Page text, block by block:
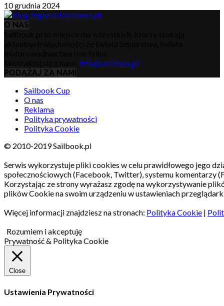
10 grudnia 2024
O NAS
info@sailbook.pl
PODĄŻAJ ZA NAMI
Sailbook Cup
O nas
Reklama
Polityka prywatności
Polityka Cookie
© 2010-2019 Sailbook.pl
Serwis wykorzystuje pliki cookies w celu prawidłowego jego
społecznościowych (Facebook, Twitter), systemu komentarzy
Korzystając ze strony wyrażasz zgodę na wykorzystywanie
plików Cookie na swoim urządzeniu w ustawieniach
Więcej informacji znajdziesz na stronach: Polityka Cookie |
Rozumiem i akceptuję
Prywatność & Polityka Cookie
Close
Ustawienia Prywatności